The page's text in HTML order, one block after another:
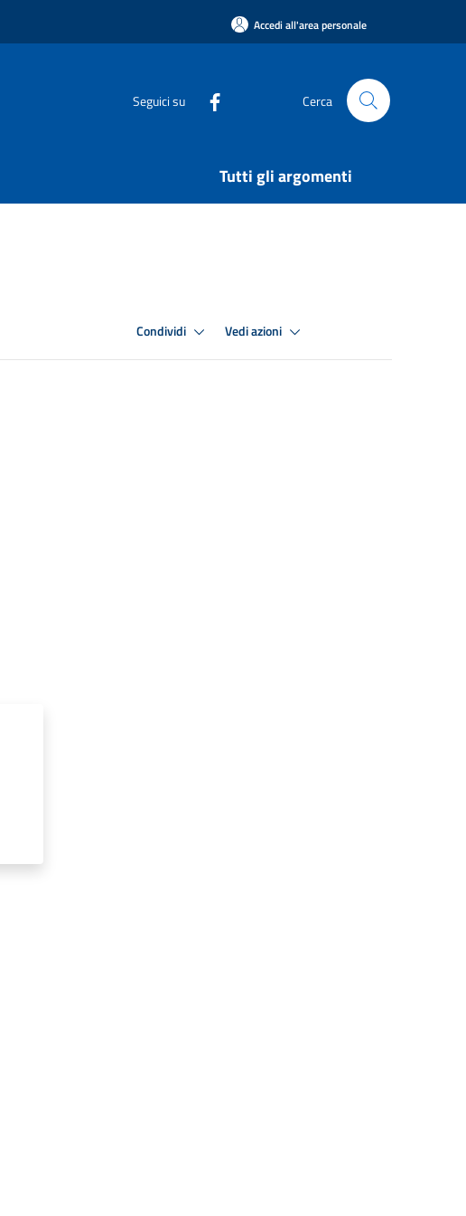
Accedi all'area personale
Seguici su Cerca
Tutti gli argomenti
Condividi Vedi azioni